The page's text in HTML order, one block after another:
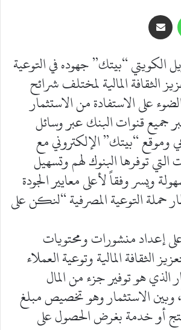
واتسابمشاركة
عبر
الكويتي “بيتك” جهوده في التوعية
الثقافة المالية لمختلف شرائح
على الاستفادة من الاستثمار
جميع قنوات البنك عبر وسائل
وموقع “بيتك” الإلكتروني مع
توفرها البنوك لهم وتسهيل
ويسر وفقاً لأعلى معايير الجودة
حملة التوعية المصرفية “لنكن على
إعداد منشورات ومحتويات
الثقافة المالية وتوعية العملاء
الذي هو توفير جزء من المال
وبين الاستثمار وهو تخصيص مبلغ
أو خدمة بغرض الحصول على